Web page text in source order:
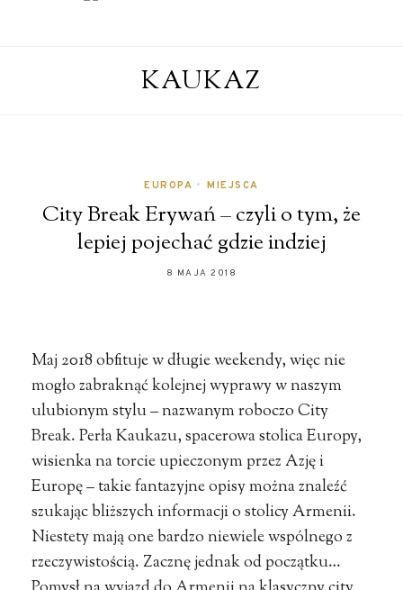
KAUKAZ
EUROPA • MIEJSCA
City Break Erywań – czyli o tym, że
lepiej pojechać gdzie indziej
8 MAJA 2018
Maj 2018 obfituje w długie weekendy, więc nie
mogło zabraknąć kolejnej wyprawy w naszym
ulubionym stylu – nazwanym roboczo City
Break. Perła Kaukazu, spacerowa stolica Europy,
wisienka na torcie upieczonym przez Azję i
Europę – takie fantazyjne opisy można znaleźć
szukając bliższych informacji o stolicy Armenii.
Niestety mają one bardzo niewiele wspólnego z
rzeczywistością. Zacznę jednak od początku…